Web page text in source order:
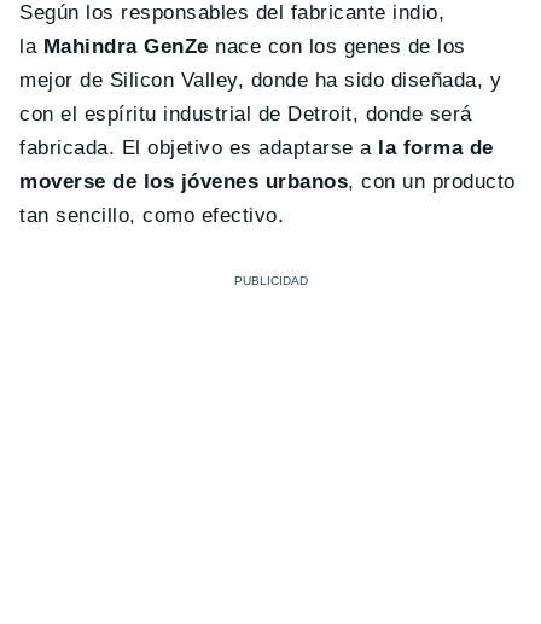
Según los responsables del fabricante indio,
laMahindra GenZe nace con los genes de los
mejor de Silicon Valley, donde ha sido diseñada, y
con el espíritu industrial de Detroit, donde será
fabricada. El objetivo es adaptarse a la forma de
moverse de los jóvenes urbanos, con un producto
tan sencillo, como efectivo.